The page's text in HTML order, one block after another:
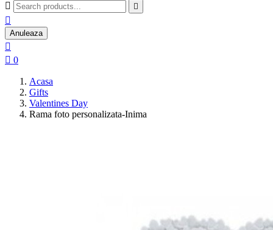
 

Anuleaza

 0
Acasa
Gifts
Valentines Day
Rama foto personalizata-Inima